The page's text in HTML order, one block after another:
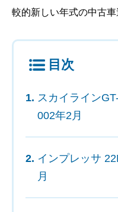
較的新しい年式の中古車
目次
スカイライン
002年2月
インプレッサ
月